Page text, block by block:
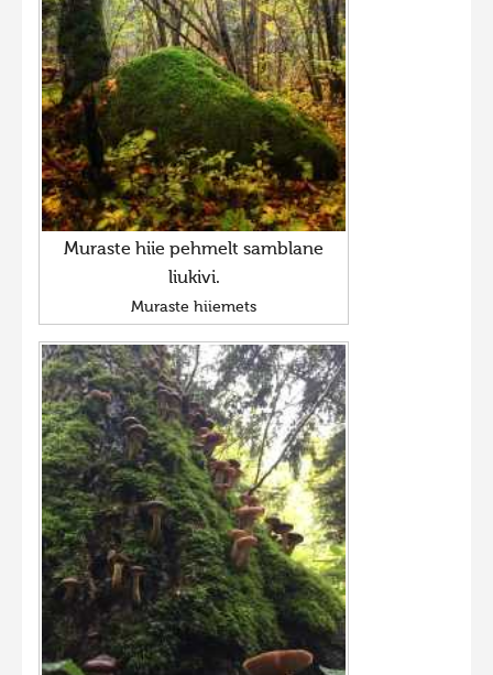
Muraste hiie pehmelt samblane
liukivi.
Muraste hiiemets